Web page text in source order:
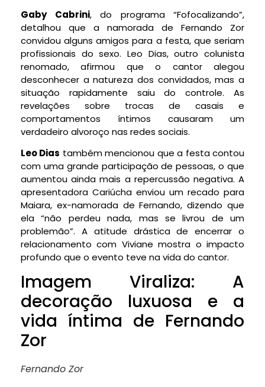
Gaby Cabrini, do programa “Fofocalizando”,
detalhou que a namorada de Fernando Zor
convidou alguns amigos para a festa, que seriam
profissionais do sexo. Leo Dias, outro colunista
renomado, afirmou que o cantor alegou
desconhecer a natureza dos convidados, mas a
situação rapidamente saiu do controle. As
revelações sobre trocas de casais e
comportamentos íntimos causaram um
verdadeiro alvoroço nas redes sociais.
Leo Dias também mencionou que a festa contou
com uma grande participação de pessoas, o que
aumentou ainda mais a repercussão negativa. A
apresentadora Cariúcha enviou um recado para
Maiara, ex-namorada de Fernando, dizendo que
ela “não perdeu nada, mas se livrou de um
problemão”. A atitude drástica de encerrar o
relacionamento com Viviane mostra o impacto
profundo que o evento teve na vida do cantor.
Imagem Viraliza: A
decoração luxuosa e a
vida íntima de Fernando
Zor
Fernando Zor